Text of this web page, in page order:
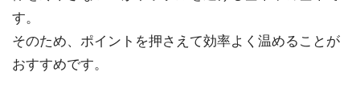
す。
そのため、ポイントを押さえて効率よく温めることが
おすすめです。